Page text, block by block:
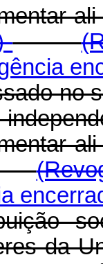
no
da